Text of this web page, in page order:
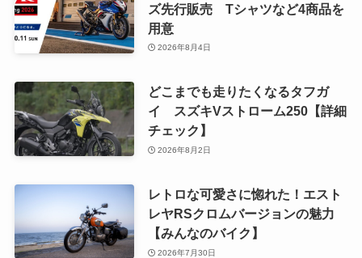
ズ先行販売 Tシャツなど4商品を
用意
2026年8月4日
どこまでも走りたくなるタフガ
イ スズキVストローム250【詳細
チェック】
2026年8月2日
レトロな可愛さに惚れた！エスト
レヤRSクロムバージョンの魅力
【みんなのバイク】
2026年7月30日